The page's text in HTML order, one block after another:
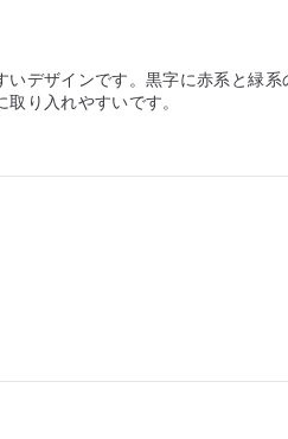
デザインです。黒字に赤系と緑
り入れやすいです。